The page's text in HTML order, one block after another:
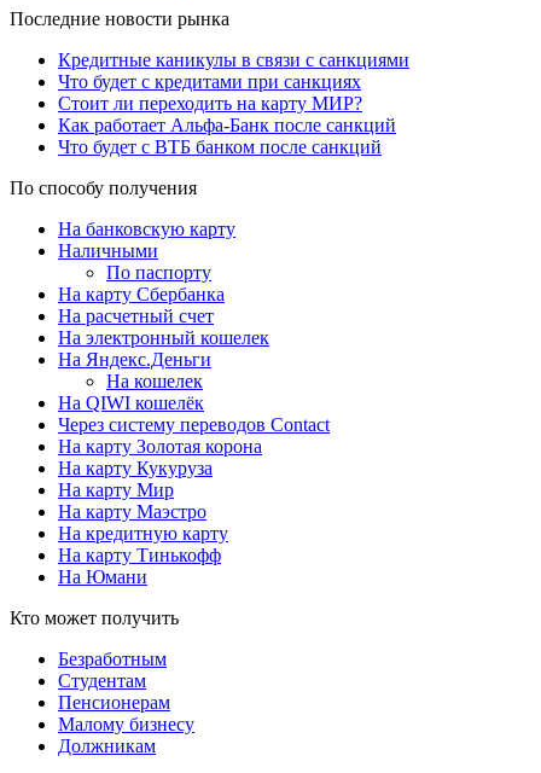
Последние новости рынка
Кредитные каникулы в связи с санкциями
Что будет с кредитами при санкциях
Стоит ли переходить на карту МИР?
Как работает Альфа-Банк после санкций
Что будет с ВТБ банком после санкций
По способу получения
На банковскую карту
Наличными
По паспорту
На карту Сбербанка
На расчетный счет
На электронный кошелек
На Яндекс.Деньги
На кошелек
На QIWI кошелёк
Через систему переводов Contact
На карту Золотая корона
На карту Кукуруза
На карту Мир
На карту Маэстро
На кредитную карту
На карту Тинькофф
На Юмани
Кто может получить
Безработным
Студентам
Пенсионерам
Малому бизнесу
Должникам